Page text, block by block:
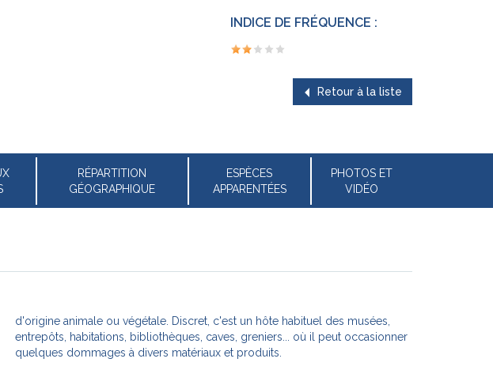
INDICE DE FRÉQUENCE :
Retour à la liste
RÉPARTITION
GÉOGRAPHIQUE
ESPÈCES
APPARENTÉES
PHOTOS ET
VIDÉO
quelques dommages à divers matériaux et produits.